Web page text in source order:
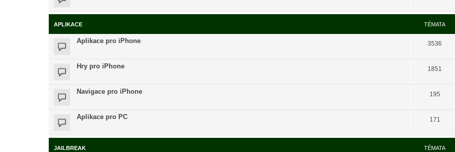
APLIKACE TÉMATA
Aplikace pro iPhone 3536
Hry pro iPhone 1851
Navigace pro iPhone 195
Aplikace pro PC 171
JAILBREAK TÉMATA